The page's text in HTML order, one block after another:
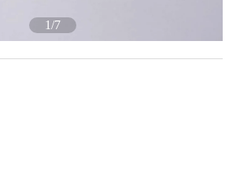
1/7